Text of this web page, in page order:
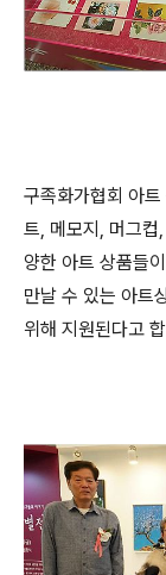
구족화가협회 아
트, 메모지, 머그컵
양한 아트 상품들
만날 수 있는 아트
위해 지원된다고